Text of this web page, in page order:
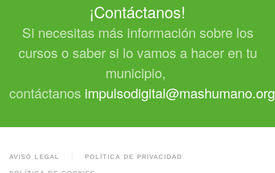
¡Contáctanos!
Si necesitas más información sobre los
cursos o saber si lo vamos a hacer en tu
municipio,
contáctanos impulsodigital@mashumano.org
AVISO LEGAL POLÍTICA DE PRIVACIDAD